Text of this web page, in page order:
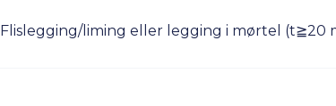
Flislegging/liming eller legging i mørtel (t≧20